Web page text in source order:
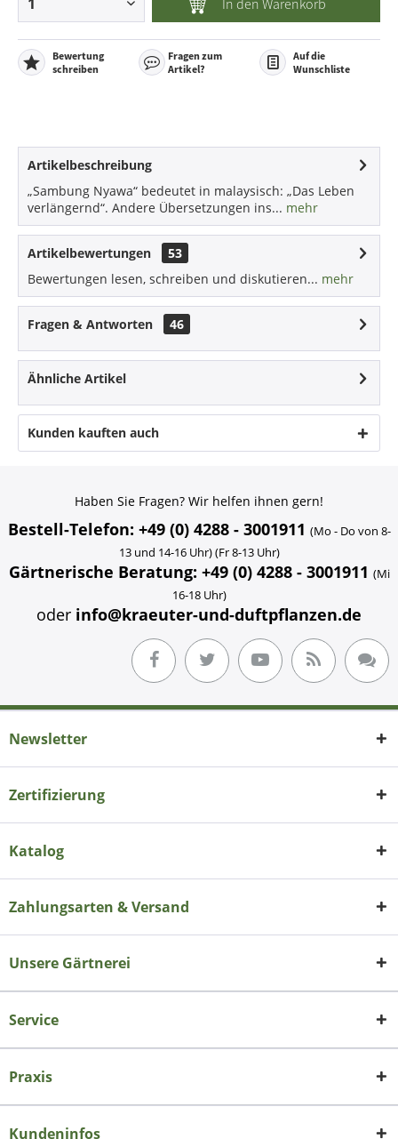
In den Warenkorb
Bewertung
schreiben
Fragen zum
Artikel?
Auf die
Wunschliste
Artikelbeschreibung
„Sambung Nyawa“ bedeutet in malaysisch: „Das Leben
verlängernd“. Andere Übersetzungen ins... mehr
Artikelbewertungen
53
Bewertungen lesen, schreiben und diskutieren... mehr
Fragen & Antworten 46
Ähnliche Artikel
Kunden kauften auch
Haben Sie Fragen? Wir helfen ihnen gern!
Bestell-Telefon: +49 (0) 4288 - 3001911 (Mo - Do von 8-
13 und 14-16 Uhr) (Fr 8-13 Uhr)
Gärtnerische Beratung: +49 (0) 4288 - 3001911 (Mi
16-18 Uhr)
oder info@kraeuter-und-duftpflanzen.de
Newsletter
Zertifizierung
Katalog
Zahlungsarten & Versand
Unsere Gärtnerei
Service
Praxis
Kundeninfos